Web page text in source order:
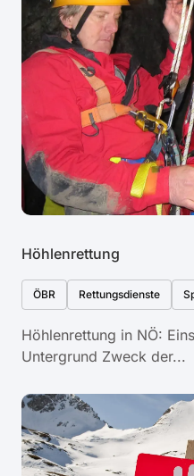
Höhlenrettung
ÖBR Rettungsdienste
Höhlenrettung in NÖ:
Untergrund Zweck der...